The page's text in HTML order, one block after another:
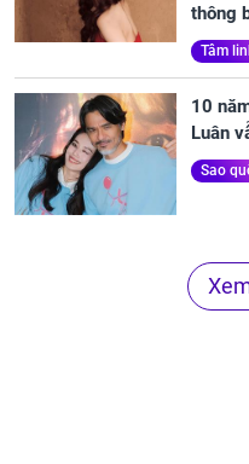
thông
Tâm
10
Luân
Sao